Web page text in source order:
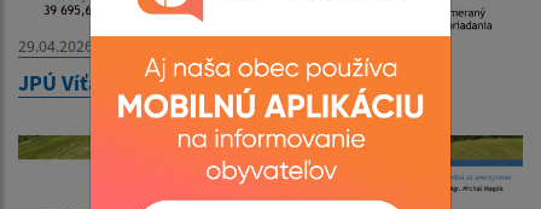
29.04.2026
JPÚ Víťaz - Dolina -publicita- aktualizácia